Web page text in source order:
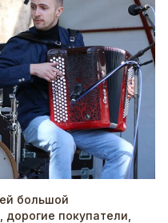
большой
покупатели,